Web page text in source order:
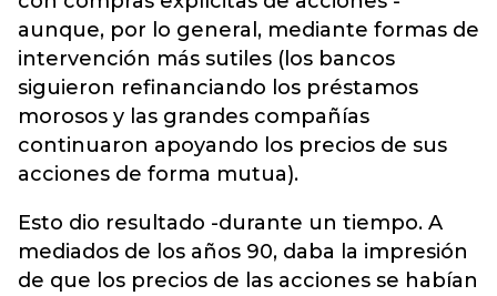
aunque, por lo general, mediante formas de
intervención más sutiles (los bancos
siguieron refinanciando los préstamos
morosos y las grandes compañías
continuaron apoyando los precios de sus
acciones de forma mutua).
Esto dio resultado -durante un tiempo. A
mediados de los años 90, daba la impresión
de que los precios de las acciones se habían